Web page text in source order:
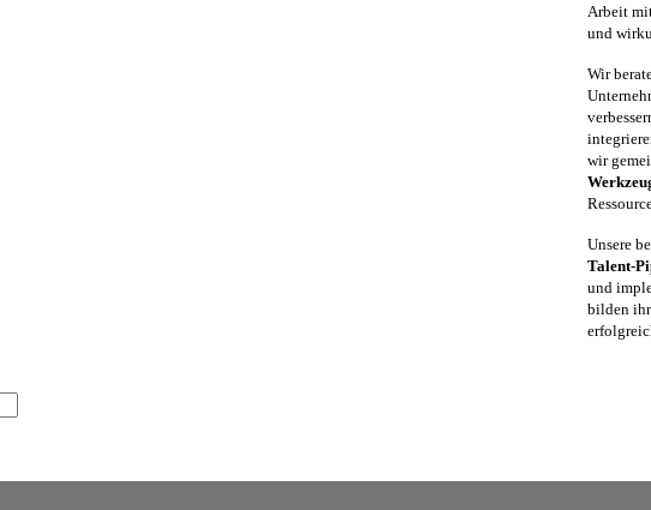
Arbeit
und
Wir
wir
Unsere
Talent-
und
bilden